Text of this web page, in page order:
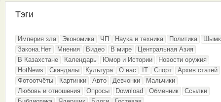
Тэги
Империя зла Экономика ЧП Наука и техника Политика
Закона.Нет
Мнения Видео В мире
Центральная Азия
В Казахстане
Календарь Юмор и Истории
Новости оружия
HotNews
Скандалы Культура О нас IT Спорт
Архив статей
Фотоотчёты
Картинки Авто Девчонки
Мальчики
Любовь и отношения
Опросы Download Обменник
Ссылки